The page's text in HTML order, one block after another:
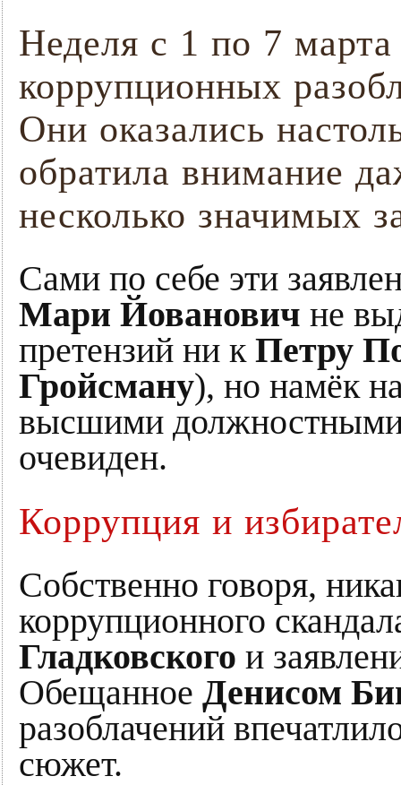
Неделя с 1 по 7
коррупционных
Они оказались
обратила внимание
несколько значимых
Сами по себе эти
Мари Йованович не
претензий ни к Петру
Гройсману), но намёк
высшими должностными
очевиден.
Коррупция и
Собственно говоря,
коррупционного
Гладковского и
Обещанное Денисом
разоблачений
сюжет.